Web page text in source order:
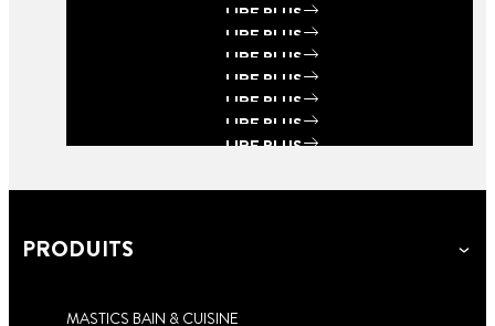
LIRE PLUS
LIRE PLUS
LIRE PLUS
LIRE PLUS
LIRE PLUS
LIRE PLUS
LIRE PLUS
PRODUITS
MASTICS BAIN & CUISINE